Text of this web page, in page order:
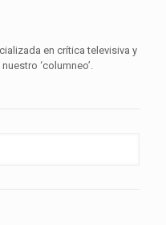
en crítica televisiva y
‘columneo’.